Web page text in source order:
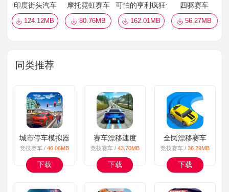
印度街头汽车
124.12MB
摩托霓虹赛车
80.76MB
可怕的亨利疯狂卡丁车
162.01MB
四驱赛车
56.27MB
同类推荐
城市停车模拟器
竞技赛车 / 46.06MB
下载
赛车漂移速度
竞技赛车 / 43.70MB
下载
全民漂移赛车
竞技赛车 /36.29MB
下载